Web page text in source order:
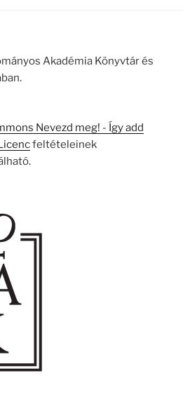
Akadémia Könyvtár és
Nevezd meg! - Így add
feltételeinek